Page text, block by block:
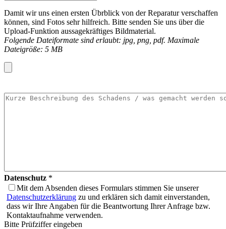
Damit wir uns einen ersten Übrblick von der Reparatur verschaffen
können, sind Fotos sehr hilfreich. Bitte senden Sie uns über die
Upload-Funktion aussagekräftiges Bildmaterial.
Folgende Dateiformate sind erlaubt: jpg, png, pdf. Maximale
Dateigröße: 5 MB
Datenschutz *
Mit dem Absenden dieses Formulars stimmen Sie unserer
Datenschutzerklärung zu und erklären sich damit einverstanden,
dass wir Ihre Angaben für die Beantwortung Ihrer Anfrage bzw.
Kontaktaufnahme verwenden.
Bitte Prüfziffer eingeben